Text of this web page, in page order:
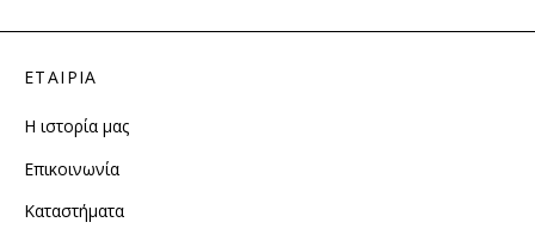
ΕΤΑΙΡΙΑ
Η ιστορία μας
Επικοινωνία
Καταστήματα